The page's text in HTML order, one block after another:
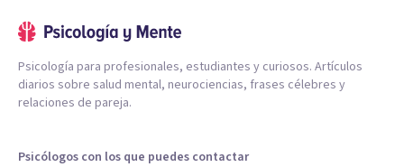
Psicología para profesionales, estudiantes y curiosos. Artículos
diarios sobre salud mental, neurociencias, frases célebres y
relaciones de pareja.
Psicólogos con los que puedes contactar